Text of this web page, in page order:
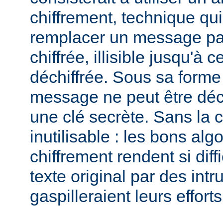
chiffrement, technique
remplacer un message
chiffrée, illisible jusqu'à
déchiffrée. Sous sa
message ne peut être
une clé secrète. Sans la
inutilisable : les bons
chiffrement rendent si
texte original par des
gaspilleraient leurs